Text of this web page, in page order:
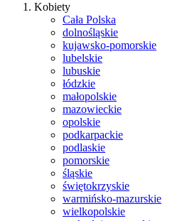
Kobiety
Cała Polska
dolnośląskie
kujawsko-pomorskie
lubelskie
lubuskie
łódzkie
małopolskie
mazowieckie
opolskie
podkarpackie
podlaskie
pomorskie
śląskie
świętokrzyskie
warmińsko-mazurskie
wielkopolskie